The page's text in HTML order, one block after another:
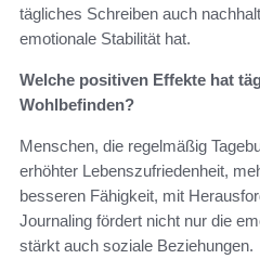
tägliches Schreiben auch
emotionale Stabilität hat.
Welche positiven Effekte hat
Wohlbefinden?
Menschen, die regelmäßig
erhöhter Lebenszufriedenheit,
besseren Fähigkeit, mit
Journaling fördert nicht nur die
stärkt auch soziale Beziehungen.